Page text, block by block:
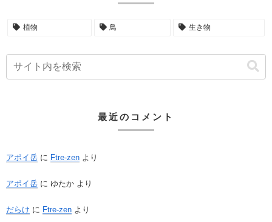
植物 鳥 生き物
最近のコメント
アポイ岳 に Ftre-zen より
アポイ岳 に ゆたか より
だらけ に Ftre-zen より